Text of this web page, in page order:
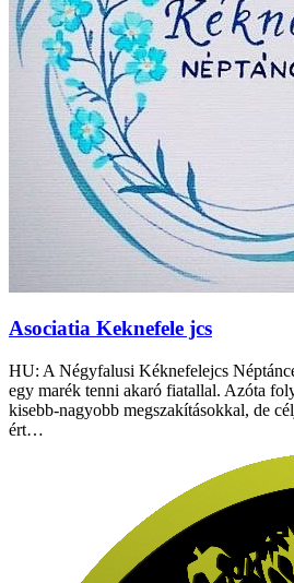
Asociatia Keknefele jcs
HU: A Négyfalusi Kéknefelejcs
egy marék tenni akaró fiatallal. Azóta
kisebb-nagyobb megszakításokkal, de
ért…